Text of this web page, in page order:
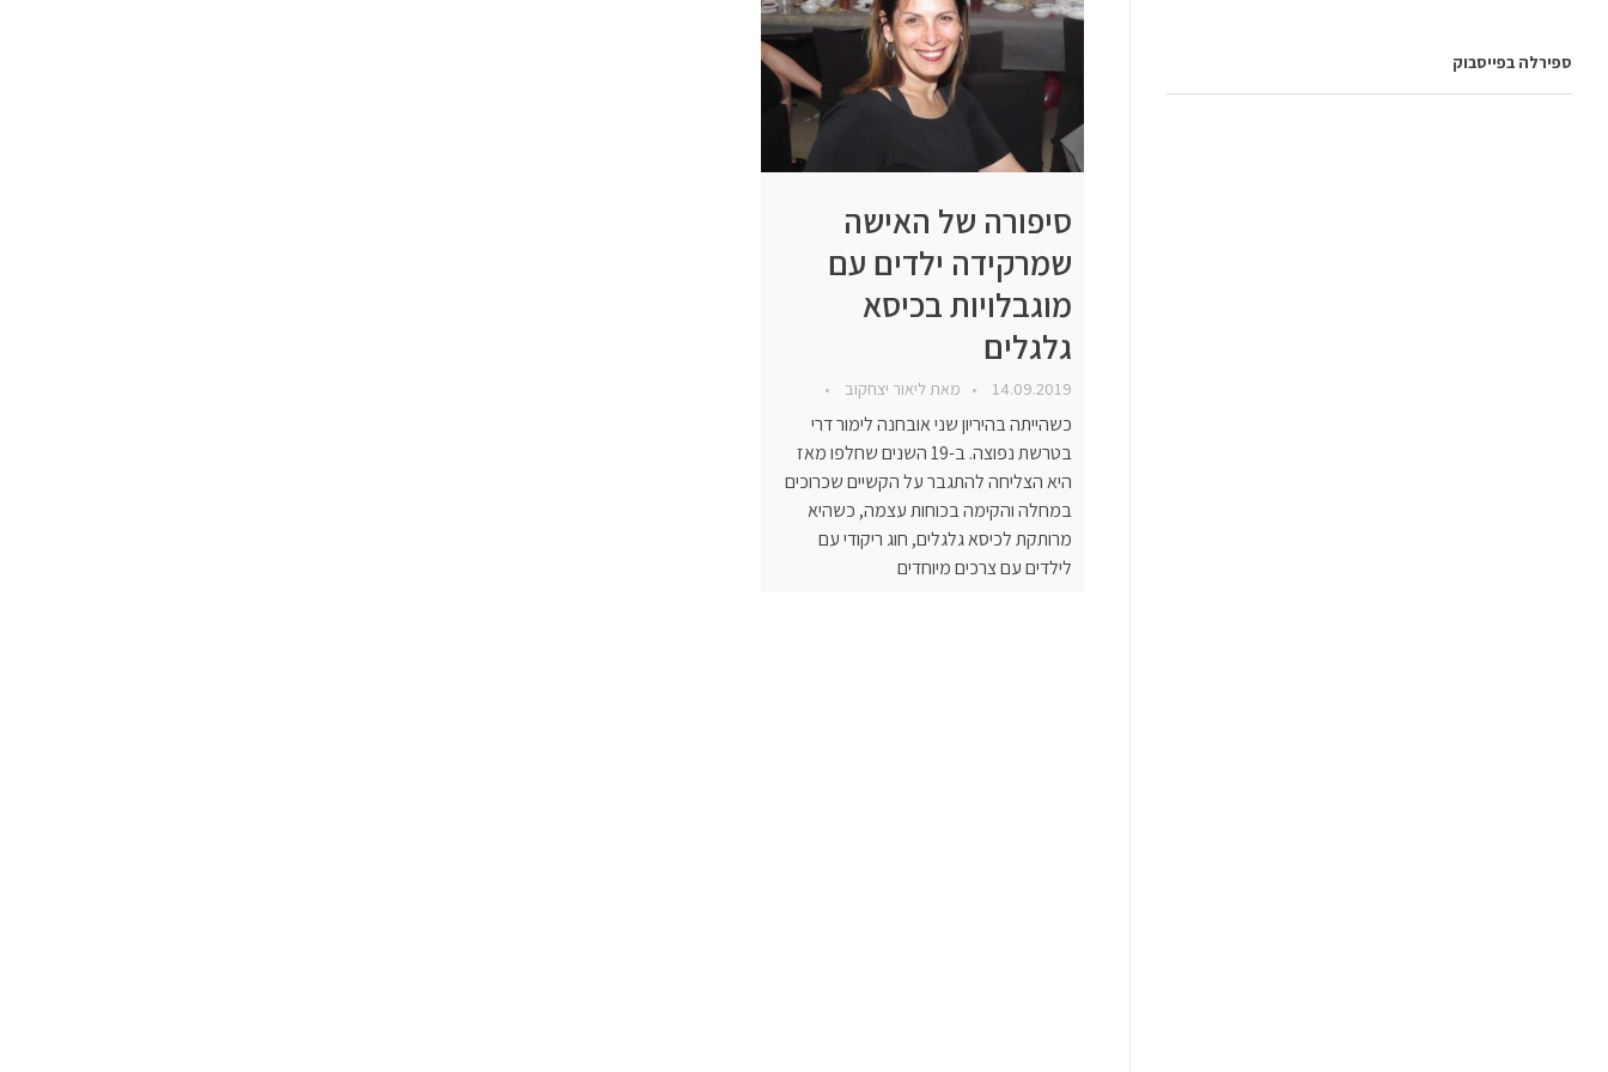
סיפורה של האישה
שמרקידה ילדים עם
מוגבלויות בכיסא
גלגלים
14.09.2019 מאת ליאור יצחקוב
כשהייתה בהיריון שני אובחנה לימור דרי
בטרשת נפוצה. ב-19 השנים שחלפו מאז
היא הצליחה להתגבר על הקשיים שכרוכים
במחלה והקימה בכוחות עצמה, כשהיא
מרותקת לכיסא גלגלים, חוג ריקודי עם
לילדים עם צרכים מיוחדים
ספירלה בפייסבוק